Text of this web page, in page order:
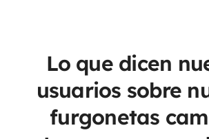
Lo que dicen
usuarios sobre
furgonetas